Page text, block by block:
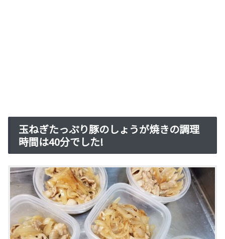
玉ねぎたっぷり豚のしょうが焼きの調理
時間は40分でした!